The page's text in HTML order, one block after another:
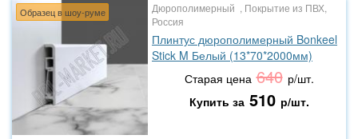
Образец в шоу-руме
Дюрополимерный , Покрытие из ПВХ,
Россия
Плинтус дюрополимерный Bonkeel
Stick M Белый (13*70*2000мм)
Старая цена 640 р/шт.
Купить за 510 р/шт.